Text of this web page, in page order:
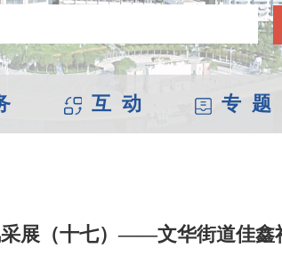
互 动 专 题
展（十七）——文华街道佳鑫